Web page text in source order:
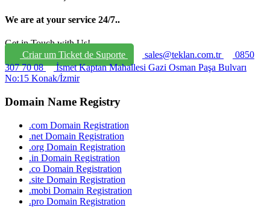
We are at your service 24/7..
Get in Touch with Us!
Criar um Ticket de Suporte
sales@teklan.com.tr
0850
307 70 08
İsmet Kaptan Mahallesi Gazi Osman Paşa Bulvarı
No:15 Konak/İzmir
Domain Name Registry
.com Domain Registration
.net Domain Registration
.org Domain Registration
.in Domain Registration
.co Domain Registration
.site Domain Registration
.mobi Domain Registration
.pro Domain Registration